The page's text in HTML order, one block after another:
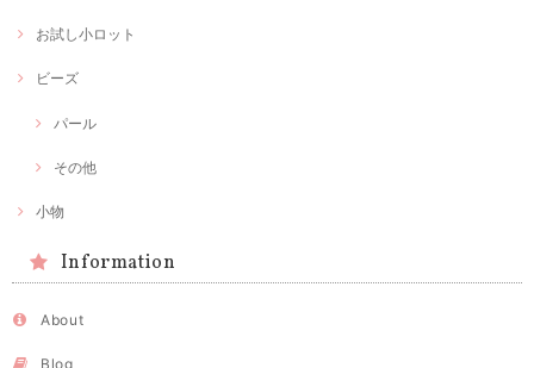
お試し小ロット
ビーズ
パール
その他
小物
Information
About
Blog